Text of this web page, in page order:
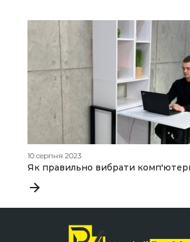
10 серпня 2023
Як правильно вибрати